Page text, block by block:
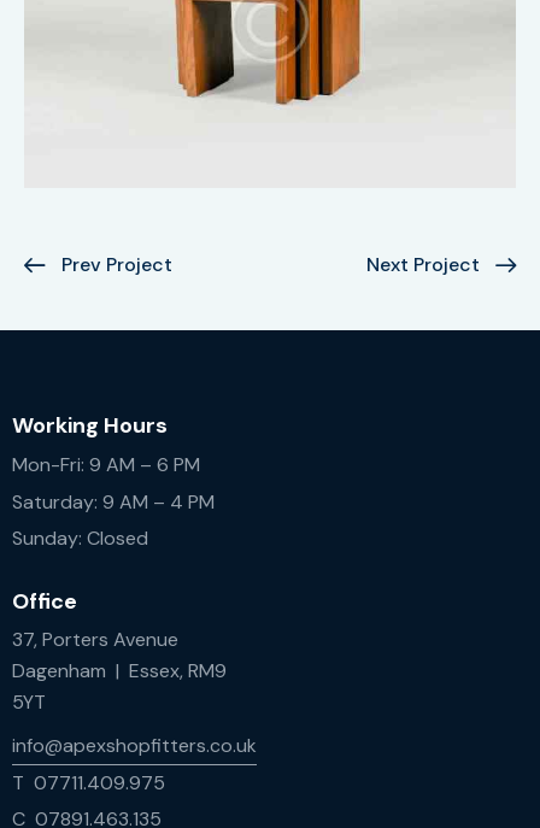
Prev Project Next Project
Working Hours
Mon-Fri: 9 AM – 6 PM
Saturday: 9 AM – 4 PM
Sunday: Closed
Office
37, Porters Avenue
Dagenham | Essex, RM9
5YT
info@apexshopfitters.co.uk
T 07711.409.975
C 07891.463.135